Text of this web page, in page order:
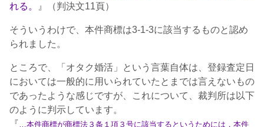
れる。
』（判決文11頁）
そういうわけで、本件商標は3-1-3に該当するものと認め
られました。
ところで、「オタク婚活」という言葉自体は、登録査定日
においては一般的に用いられていたとまでは言えないもの
であったような感じですが、これについて、裁判所は以下
のように判示しています。
『…本件商標が商標法３条１項３号に該当するというためには， 本件